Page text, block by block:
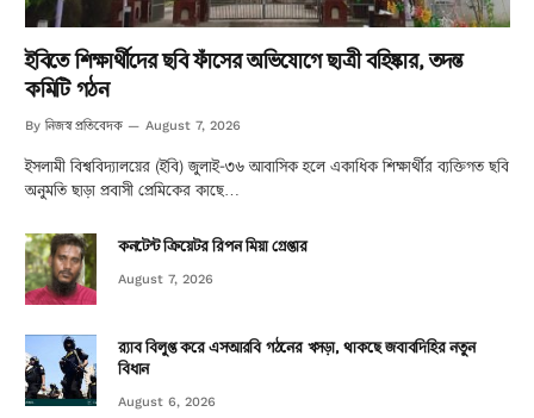
ইবিতে শিক্ষার্থীদের ছবি ফাঁসের অভিযোগে ছাত্রী বহিষ্কার, তদন্ত
কমিটি গঠন
By নিজস্ব প্রতিবেদক August 7, 2026
ইসলামী বিশ্ববিদ্যালয়ের (ইবি) জুলাই-৩৬ আবাসিক হলে একাধিক শিক্ষার্থীর ব্যক্তিগত ছবি
অনুমতি ছাড়া প্রবাসী প্রেমিকের কাছে…
কনটেন্ট ক্রিয়েটর রিপন মিয়া গ্রেপ্তার
August 7, 2026
র‌্যাব বিলুপ্ত করে এসআরবি গঠনের খসড়া, থাকছে জবাবদিহির নতুন
বিধান
August 6, 2026